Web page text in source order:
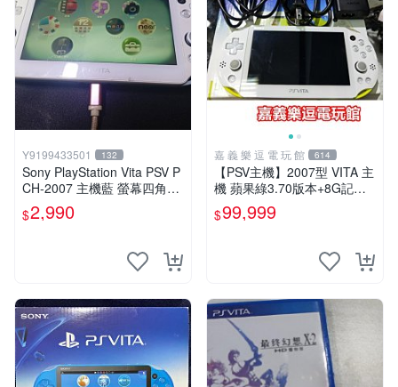
Y9199433501 132
Sony PlayStation Vita PSV P
CH-2007 主機藍 螢幕四角略
暗 可安裝遊戲 系統3.74書
$2,990
嘉 義 樂 逗 電 玩 館 614
【PSV主機】2007型 VITA 主
機 蘋果綠3.70版本+8G記憶
卡+螢幕保護貼【9成新】✪中
古二手✪嘉義樂逗電玩館
$99,999